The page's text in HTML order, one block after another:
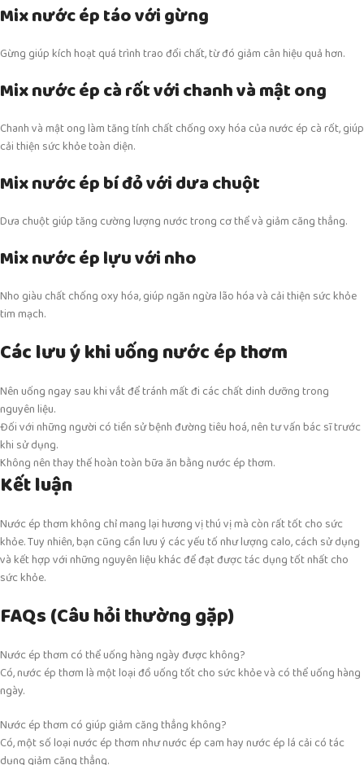
Mix nước ép táo với gừng
Gừng giúp kích hoạt quá trình trao đổi chất, từ đó giảm cân hiệu quả hơn.
Mix nước ép cà rốt với chanh và mật ong
Chanh và mật ong làm tăng tính chất chống oxy hóa của nước ép cà rốt, giúp
cải thiện sức khỏe toàn diện.
Mix nước ép bí đỏ với dưa chuột
Dưa chuột giúp tăng cường lượng nước trong cơ thể và giảm căng thẳng.
Mix nước ép lựu với nho
Nho giàu chất chống oxy hóa, giúp ngăn ngừa lão hóa và cải thiện sức khỏe
tim mạch.
Các lưu ý khi uống nước ép thơm
Nên uống ngay sau khi vắt để tránh mất đi các chất dinh dưỡng trong
nguyên liệu.
Đối với những người có tiền sử bệnh đường tiêu hoá, nên tư vấn bác sĩ trước
khi sử dụng.
Không nên thay thế hoàn toàn bữa ăn bằng nước ép thơm.
Kết luận
Nước ép thơm không chỉ mang lại hương vị thú vị mà còn rất tốt cho sức
khỏe. Tuy nhiên, bạn cũng cần lưu ý các yếu tố như lượng calo, cách sử dụng
và kết hợp với những nguyên liệu khác để đạt được tác dụng tốt nhất cho
sức khỏe.
FAQs (Câu hỏi thường gặp)
Nước ép thơm có thể uống hàng ngày được không?
Có, nước ép thơm là một loại đồ uống tốt cho sức khỏe và có thể uống hàng
ngày.
Nước ép thơm có giúp giảm căng thẳng không?
Có, một số loại nước ép thơm như nước ép cam hay nước ép lá cải có tác
dụng giảm căng thẳng.